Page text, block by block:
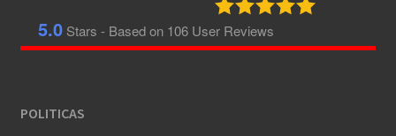
5.0Stars - Based on 106 User Reviews
POLITICAS